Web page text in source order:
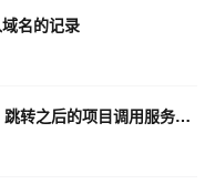
名的记录
三方企业H5微应用，跳转外部链接后，跳转之后的项目调用服务器接口是否还限制必须使用钉钉安全域名